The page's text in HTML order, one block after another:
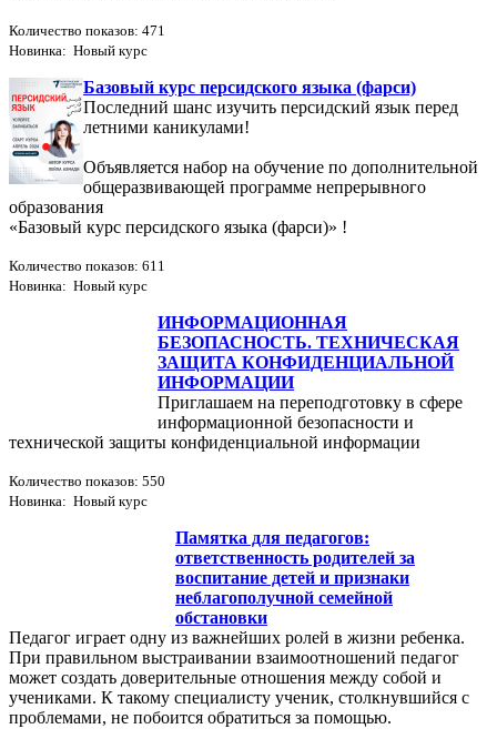
Количество показов: 471
Новинка: Новый курс
Базовый курс персидского языка (фарси)
Последний шанс изучить персидский язык перед
летними каникулами!
Объявляется набор на обучение по дополнительной
общеразвивающей программе непрерывного
образования
«Базовый курс персидского языка (фарси)» !
Количество показов: 611
Новинка: Новый курс
ИНФОРМАЦИОННАЯ
БЕЗОПАСНОСТЬ. ТЕХНИЧЕСКАЯ
ЗАЩИТА КОНФИДЕНЦИАЛЬНОЙ
ИНФОРМАЦИИ
Приглашаем на переподготовку в сфере
информационной безопасности и
технической защиты конфиденциальной информации
Количество показов: 550
Новинка: Новый курс
Памятка для педагогов:
ответственность родителей за
воспитание детей и признаки
неблагополучной семейной
обстановки
Педагог играет одну из важнейших ролей в жизни ребенка.
При правильном выстраивании взаимоотношений педагог
может создать доверительные отношения между собой и
учениками. К такому специалисту ученик, столкнувшийся с
проблемами, не побоится обратиться за помощью.